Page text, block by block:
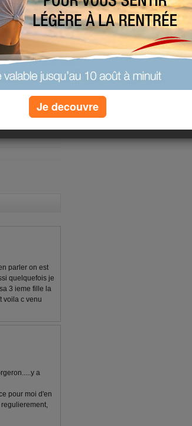
du type et le
qui n'avait
d'en toucher 2
devez avoir un
bois du doc.
fausse alerte.
(2) commentaires
parler on est
quelquefois je
3 ieme fille la
voila c venu
a
pour moi d'en
Je decouvre